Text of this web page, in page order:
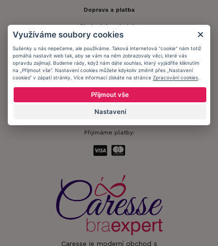
Caresse je moderní obchod s
Doprava a platba
Obchodní podmínky
Informační memorandum
Zůstaňte s námi v kontaktu.
Přijímáme platby:
Využíváme soubory cookies
Sušenky u nás nepečeme, ale používáme. Taková internetová "cookie" nám totiž
pomáhá nastavit web tak, aby se vám na něm zobrazovaly věci, které vás
opravdu zajímají. Budeme rády, když nám dáte souhlas, který vyjádříte kliknutím
na „Přijmout vše“. Nastavení cookies můžete kdykoliv změnit přes „Nastavení
cookies“ v zápatí stránky. Více informací získáte na stránce Zpracování cookies
Přijmout vše
Nastavení